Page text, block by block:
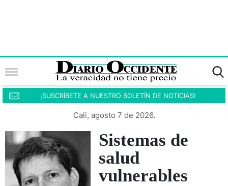
¡SUSCRÍBETE A NUESTRO BOLETÍN DE NOTICIAS!
Cali, agosto 7 de 2026.
Sistemas de
salud
vulnerables